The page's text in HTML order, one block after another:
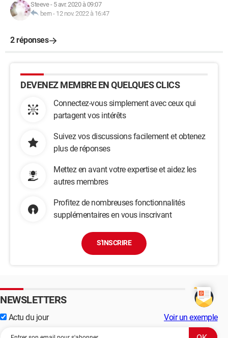
Steeve- 5 avr. 2020 à 09:07
bern- 12 nov. 2022 à 16:47
2 réponses
DEVENEZ MEMBRE EN QUELQUES CLICS
Connectez-vous simplement avec ceux qui
partagent vos intérêts
Suivez vos discussions facilement et obtenez
plus de réponses
Mettez en avant votre expertise et aidez les
autres membres
Profitez de nombreuses fonctionnalités
supplémentaires en vous inscrivant
S'INSCRIRE
NEWSLETTERS
Actu du jour Voir un exemple